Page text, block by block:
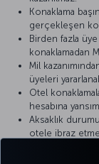
Konaklama
gerçekleşen
Birden fazla
konaklamadan
Mil
üyeleri
Otel
hesabına
Aksaklık
otele ibraz